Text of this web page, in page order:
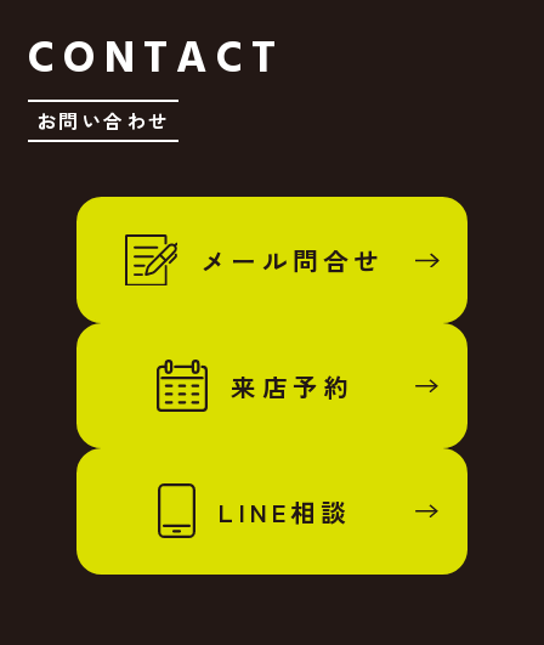
CONTACT
お問い合わせ
メール問合せ
来店予約
LINE相談